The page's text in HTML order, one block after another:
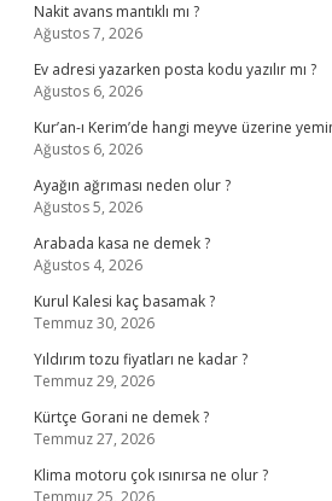
Nakit avans mantıklı mı ?
Ağustos 7, 2026
Ev adresi yazarken posta kodu yazılır mı ?
Ağustos 6, 2026
Kur’an-ı Kerim’de hangi meyve üzerine
Ağustos 6, 2026
Ayağın ağrıması neden olur ?
Ağustos 5, 2026
Arabada kasa ne demek ?
Ağustos 4, 2026
Kurul Kalesi kaç basamak ?
Temmuz 30, 2026
Yıldırım tozu fiyatları ne kadar ?
Temmuz 29, 2026
Kürtçe Gorani ne demek ?
Temmuz 27, 2026
Klima motoru çok ısınırsa ne olur ?
Temmuz 25, 2026